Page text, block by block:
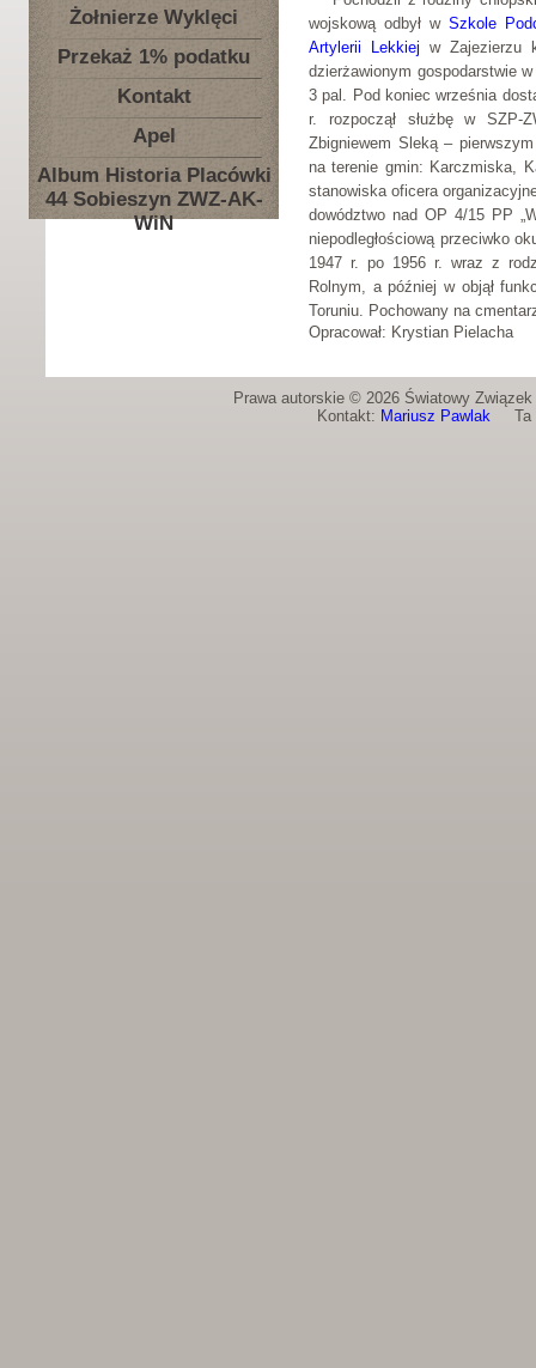
Żołnierze Wyklęci
Przekaż 1% podatku
Kontakt
Apel
Album Historia Placówki
44 Sobieszyn ZWZ-AK-
WiN
wojskową odbył wSzkole
Artylerii Lekkiej w Zajezierzu
dzierżawionym gospodarstwie
3 pal. Pod koniec września
r. rozpoczął służbę w SZP-
Zbigniewem Sleką –
na terenie gmin: Karczmiska,
stanowiska oficera
dowództwo nad OP 4/15 PP
niepodległościową przeciwko
1947 r. po 1956 r. wraz z
Rolnym, a później w objął
Toruniu. Pochowany na
Opracował: Krystian Pielacha
Prawa autorskie © 2026 Światowy
Kontakt: Mariusz PawlakTa